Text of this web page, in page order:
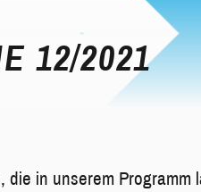
12/2021
in unserem Programm